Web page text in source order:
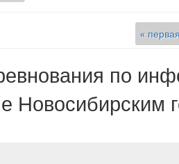
«
по
Новосибирским